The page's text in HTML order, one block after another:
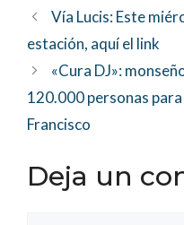
Vía Lucis: Este
estación, aquí el link
«Cura DJ»:
120.000 personas
Francisco
Deja un